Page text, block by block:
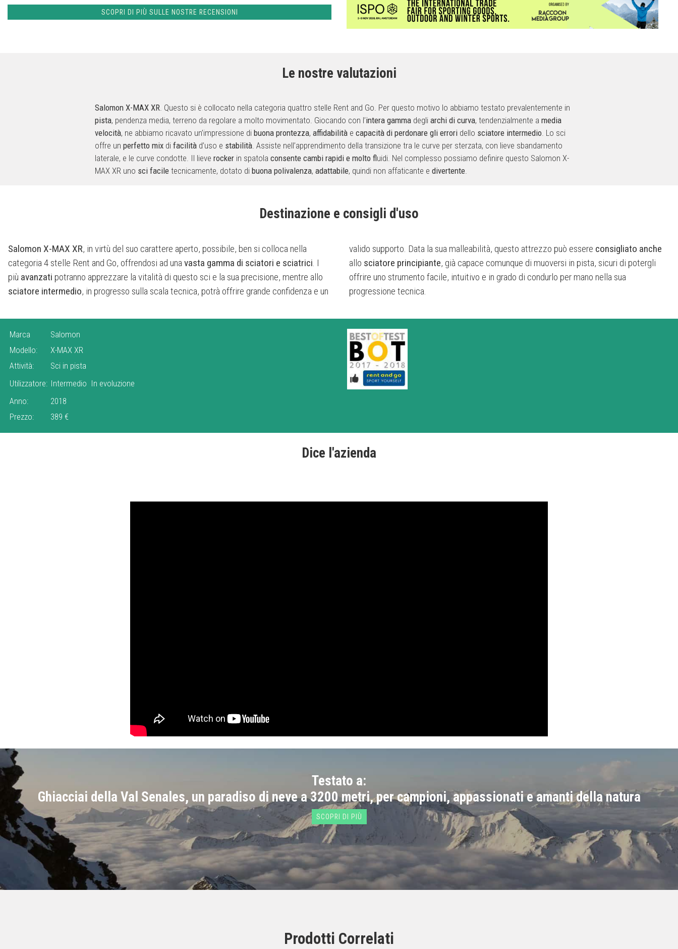
SCOPRI DI PIÙ SULLE NOSTRE RECENSIONI
Le nostre valutazioni
Salomon X-MAX XR . Questo si è collocato nella categoria quattro stelle Rent and Go. Per questo motivo lo abbiamo testato prevalentemente in
pista, pendenza media, terreno da regolare a molto movimentato. Giocando con l’intera gamma degli archi di curva, tendenzialmente a media
velocità, ne abbiamo ricavato un’impressione di buona prontezza, affidabilità e capacità di perdonare gli errori dello sciatore intermedio . Lo sci
offre un perfetto mix di facilità d’uso e stabilità . Assiste nell’apprendimento della transizione tra le curve per sterzata, con lieve sbandamento
laterale, e le curve condotte. Il lieve rocker in spatola consente cambi rapidi e molto fluidi. Nel complesso possiamo definire questo Salomon X-
MAX XR uno sci facile tecnicamente, dotato di buona polivalenza, adattabile, quindi non affaticante e divertente
Destinazione e consigli d'uso
Salomon X-MAX XR, in virtù del suo carattere aperto, possibile, ben si colloca nella
categoria 4 stelle Rent and Go, offrendosi ad una vasta gamma di sciatori e sciatrici. I
più avanzati potranno apprezzare la vitalità di questo sci e la sua precisione, mentre allo
sciatore intermedio, in progresso sulla scala tecnica, potrà offrire grande confidenza e un
valido supporto. Data la sua malleabilità, questo attrezzo può essere consigliato anche
allo sciatore principiante, già capace comunque di muoversi in pista, sicuri di potergli
offrire uno strumento facile, intuitivo e in grado di condurlo per mano nella sua
progressione tecnica.
Marca
Salomon
Modello:
X-MAX XR
Attività:
Sci in pista
Utilizzatore: Intermedio In evoluzione
Anno:
2018
Prezzo:
389 €
Dice l'azienda
Testato a:
Ghiacciai della Val Senales, un paradiso di neve a 3200 metri, per campioni, appassionati e amanti della natura
SCOPRI DI PIÙ
Prodotti Correlati